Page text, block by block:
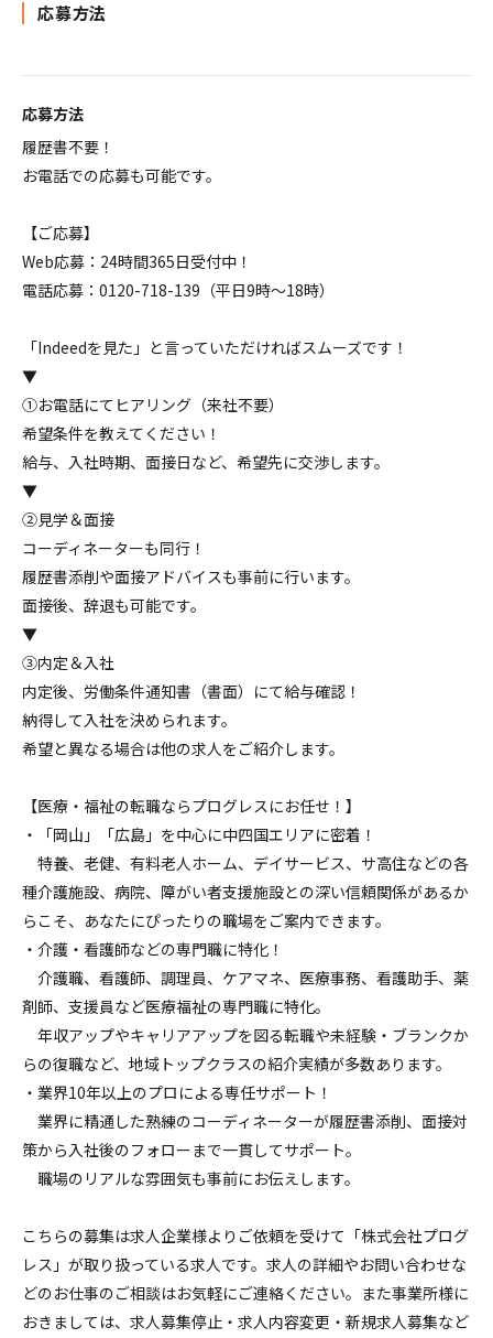
応募方法
応募方法
履歴書不要！
お電話での応募も可能です。
【ご応募】
Web応募：24時間365日受付中！
電話応募：0120-718-139（平日9時～18時）
「Indeedを見た」と言っていただければスムーズです！
▼
①お電話にてヒアリング（来社不要）
希望条件を教えてください！
給与、入社時期、面接日など、希望先に交渉します。
▼
②見学＆面接
コーディネーターも同行！
履歴書添削や面接アドバイスも事前に行います。
面接後、辞退も可能です。
▼
③内定＆入社
内定後、労働条件通知書（書面）にて給与確認！
納得して入社を決められます。
希望と異なる場合は他の求人をご紹介します。
【医療・福祉の転職ならプログレスにお任せ！】
・「岡山」「広島」を中心に中四国エリアに密着！
特養、老健、有料老人ホーム、デイサービス、サ高住などの各
種介護施設、病院、障がい者支援施設との深い信頼関係があるか
らこそ、あなたにぴったりの職場をご案内できます。
・介護・看護師などの専門職に特化！
介護職、看護師、調理員、ケアマネ、医療事務、看護助手、薬
剤師、支援員など医療福祉の専門職に特化。
年収アップやキャリアアップを図る転職や未経験・ブランクか
らの復職など、地域トップクラスの紹介実績が多数あります。
・業界10年以上のプロによる専任サポート！
業界に精通した熟練のコーディネーターが履歴書添削、面接対
策から入社後のフォローまで一貫してサポート。
職場のリアルな雰囲気も事前にお伝えします。
こちらの募集は求人企業様よりご依頼を受けて「株式会社プログ
レス」が取り扱っている求人です。求人の詳細やお問い合わせな
どのお仕事のご相談はお気軽にご連絡ください。また事業所様に
おきましては、求人募集停止・求人内容変更・新規求人募集など